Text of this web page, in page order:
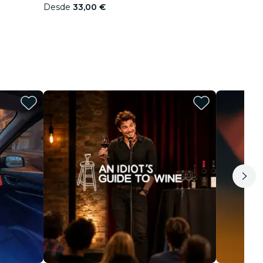
Desde 33,00 €